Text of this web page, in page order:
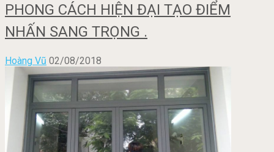
PHONG CÁCH HIỆN ĐẠI TẠO ĐIỂM
NHẤN SANG TRỌNG .
Hoàng Vũ 02/08/2018